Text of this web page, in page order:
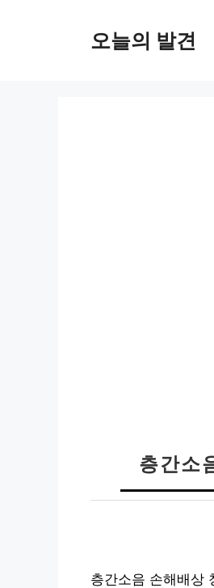
오늘의 발견
층간소
층간소음 손해배상